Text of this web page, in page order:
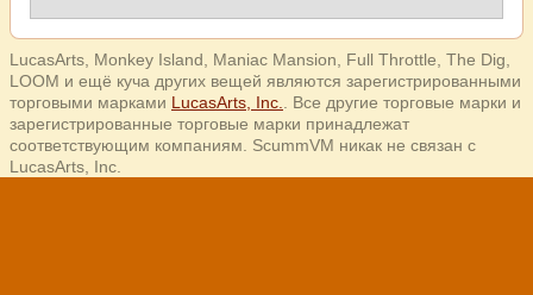
LucasArts, Monkey Island, Maniac Mansion, Full Throttle, The Dig,
LOOM и ещё куча других вещей являются зарегистрированными
торговыми марками LucasArts, Inc.
. Все другие торговые марки и
зарегистрированные торговые марки принадлежат
соответствующим компаниям. ScummVM никак не связан с
LucasArts, Inc.